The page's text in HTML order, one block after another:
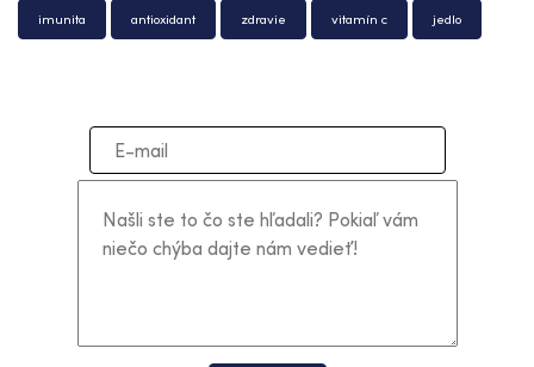
imunita antioxidant zdravie vitamín c jedlo